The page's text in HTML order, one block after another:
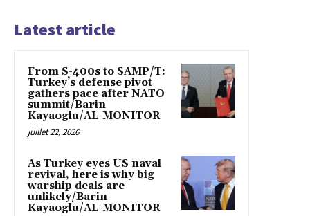
Latest article
From S-400s to SAMP/T:
Turkey’s defense pivot
gathers pace after NATO
summit/Barin
Kayaoglu/AL-MONITOR
juillet 22, 2026
As Turkey eyes US naval
revival, here is why big
warship deals are
unlikely/Barin
Kayaoglu/AL-MONITOR